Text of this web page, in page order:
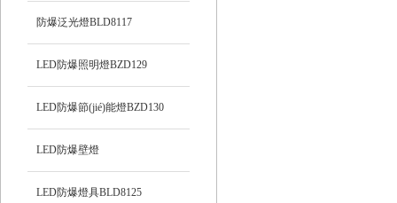
防爆泛光燈BLD8117
LED防爆照明燈BZD129
LED防爆節(jié)能燈BZD130
LED防爆壁燈
LED防爆燈具BLD8125